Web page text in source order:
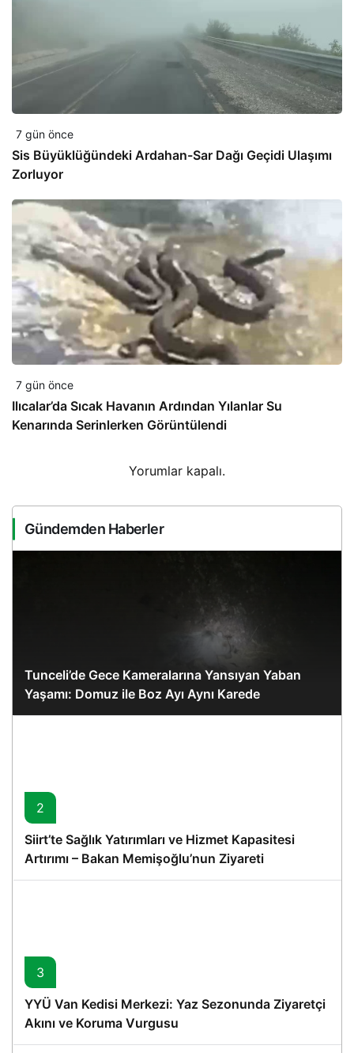
7 gün önce
Sis Büyüklüğündeki Ardahan-Sar Dağı Geçidi Ulaşımı
Zorluyor
7 gün önce
Ilıcalar’da Sıcak Havanın Ardından Yılanlar Su
Kenarında Serinlerken Görüntülendi
Yorumlar kapalı.
Gündemden Haberler
Tunceli’de Gece Kameralarına Yansıyan Yaban
Yaşamı: Domuz ile Boz Ayı Aynı Karede
2
Siirt’te Sağlık Yatırımları ve Hizmet Kapasitesi
Artırımı – Bakan Memişoğlu’nun Ziyareti
3
YYÜ Van Kedisi Merkezi: Yaz Sezonunda Ziyaretçi
Akını ve Koruma Vurgusu